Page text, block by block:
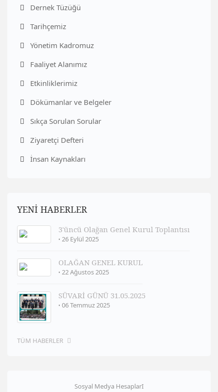
Dernek Tüzüğü
Tarihçemiz
Yönetim Kadromuz
Faaliyet Alanımız
Etkinliklerimiz
Dökümanlar ve Belgeler
Sıkça Sorulan Sorular
Ziyaretçi Defteri
İnsan Kaynakları
YENİ HABERLER
3'üncü Olağan Genel Kurul Toplantısı
26 Eylül 2025
OLAĞAN GENEL KURUL
22 Ağustos 2025
SÜVARİ GÜNÜ 31.05.2025
06 Temmuz 2025
TÜM HABERLER
Sosyal Medya HesaplarI